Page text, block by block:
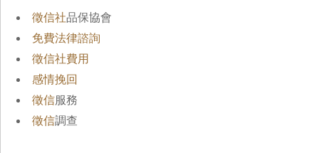
徵信社品保協會
免費法律諮詢
徵信社費用
感情挽回
徵信服務
徵信調查